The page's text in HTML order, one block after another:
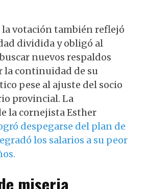
la votación también reflejó
dividida y obligó al
nuevos respaldos
la continuidad de su
pese al ajuste del socio
provincial. La
la cornejista Esther
despegarse del plan de
los salarios a su peor